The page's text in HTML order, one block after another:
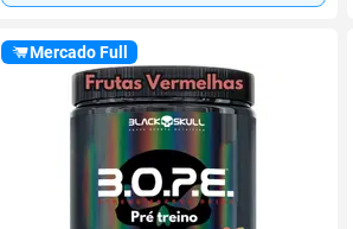
Mercado Full